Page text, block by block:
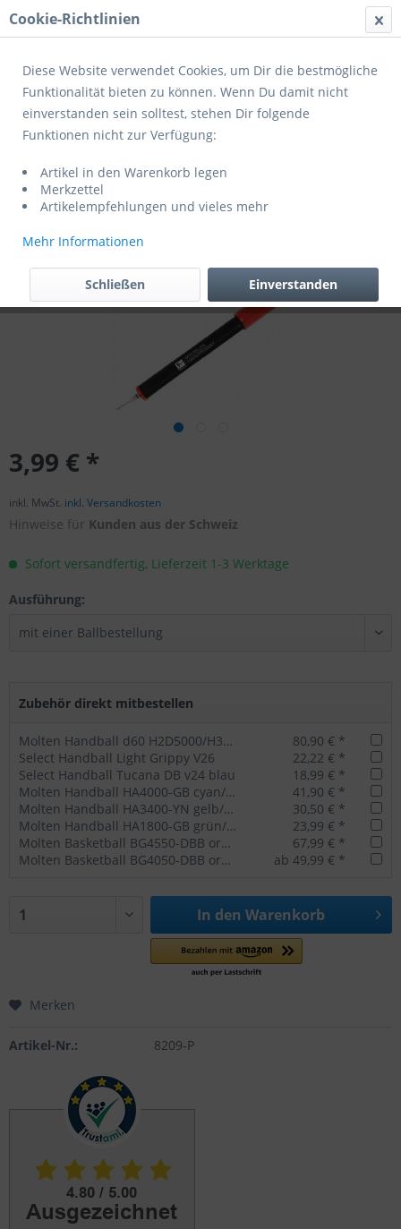
Menü
Übersicht Ballpumpen
offizielles Lizenzprodukt
3,99 € *
inkl. MwSt. inkl. Versandkosten
Hinweise für Kunden aus der Schweiz
Sofort versandfertig, Lieferzeit 1-3 Werktage
Ausführung:
Zubehör direkt mitbestellen
Molten Handball d60 H2D5000/H3D5000-BW
80,90 € *
Select Handball Light Grippy V26
22,22 € *
Select Handball Tucana DB v24 blau
18,99 € *
Molten Handball HA4000-GB cyan/blau
41,90 € *
Molten Handball HA3400-YN gelb/blau
30,50 € *
Molten Handball HA1800-GB grün/blau
23,99 € *
Molten Basketball BG4550-DBB orange/ivory
67,99 € *
Molten Basketball BG4050-DBB orange/ivory
ab 49,99 € *
In den Warenkorb
Merken
Artikel-Nr.: 8209-P
Cookie-Richtlinien
Diese Website verwendet Cookies, um Dir die bestmögliche
Funktionalität bieten zu können. Wenn Du damit nicht
einverstanden sein solltest, stehen Dir folgende
Funktionen nicht zur Verfügung:
Artikel in den Warenkorb legen
Merkzettel
Artikelempfehlungen und vieles mehr
Mehr Informationen
Einverstanden
Schließen